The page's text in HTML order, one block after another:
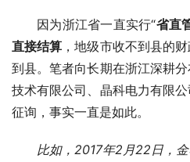
因为浙江省一直实行“省直
直接结算 ，地级市收不到县的
到县。笔者向长期在浙江深耕
技术有限公司、晶科电力有限
征询，事实一直是如此。
比如，2017年2月22日，